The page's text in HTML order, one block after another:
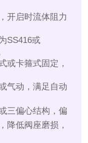
开启时流体阻力
SS416或
或卡箍式固定，
气动，满足自动
三偏心结构，偏
降低阀座磨损，